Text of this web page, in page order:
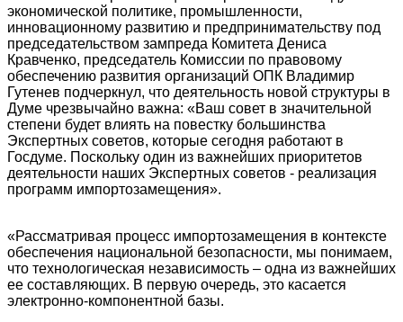
экономической политике, промышленности,
инновационному развитию и предпринимательству под
председательством зампреда Комитета Дениса
Кравченко, председатель Комиссии по правовому
обеспечению развития организаций ОПК Владимир
Гутенев подчеркнул, что деятельность новой структуры в
Думе чрезвычайно важна: «Ваш совет в значительной
степени будет влиять на повестку большинства
Экспертных советов, которые сегодня работают в
Госдуме. Поскольку один из важнейших приоритетов
деятельности наших Экспертных советов - реализация
программ импортозамещения».
«Рассматривая процесс импортозамещения в контексте
обеспечения национальной безопасности, мы понимаем,
что технологическая независимость – одна из важнейших
ее составляющих. В первую очередь, это касается
электронно-компонентной базы.